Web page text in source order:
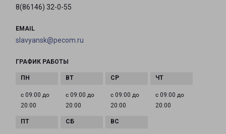
8(86146) 32-0-55
EMAIL
slavyansk@pecom.ru
ГРАФИК РАБОТЫ
с 09:00 до
20:00
с 09:00 до
20:00
с 09:00 до
20:00
с 09:00 до
20:00